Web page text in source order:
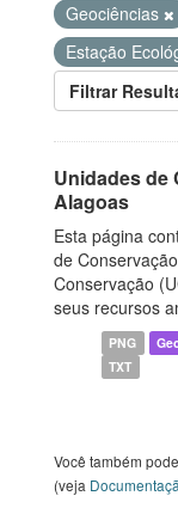
Geociências
Estação
Filtrar
Unidades de
Alagoas
Esta página
de
Conservação
seus recursos
PNG
TXT
Você também
(veja